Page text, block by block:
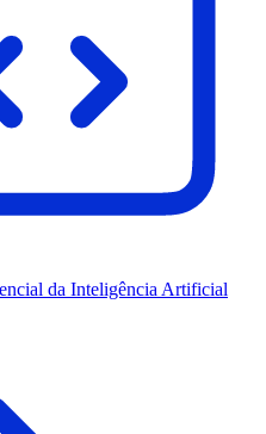
da Inteligência Artificial